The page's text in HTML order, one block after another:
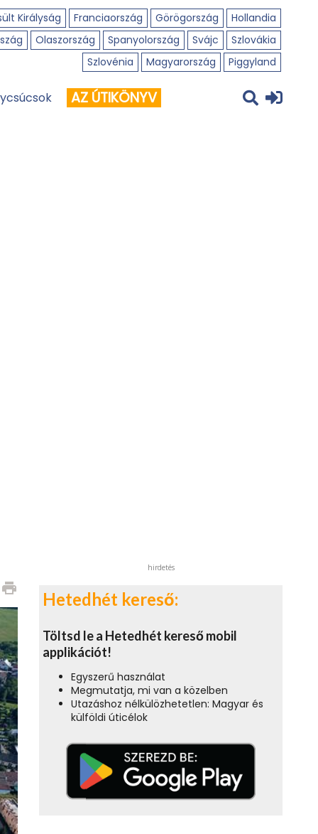
Királyság Franciaország Görögország
Hollandia
Olaszország Spanyolország Svájc
Szlovákia
Szlovénia
Magyarország Piggyland
AZ ÚTIKÖNYV
print
hirdetés
Hetedhét kereső:
Töltsd le a Hetedhét kereső mobil
applikációt!
Egyszerű használat
Megmutatja, mi van a közelben
Utazáshoz nélkülözhetetlen: Magyar és
külföldi úticélok